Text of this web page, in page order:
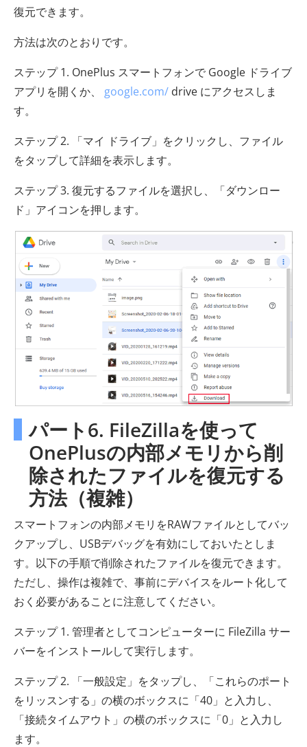
復元できます。
方法は次のとおりです。
ステップ 1. OnePlus スマートフォンで Google ドライブ
アプリを開くか、 google.com/ drive にアクセスしま
す。
ステップ 2. 「マイ ドライブ」をクリックし、ファイル
をタップして詳細を表示します。
ステップ 3. 復元するファイルを選択し、「ダウンロー
ド」アイコンを押します。
パート6. FileZillaを使って
OnePlusの内部メモリから削
除されたファイルを復元する
方法（複雑）
スマートフォンの内部メモリをRAWファイルとしてバッ
クアップし、USBデバッグを有効にしておいたとしま
す。以下の手順で削除されたファイルを復元できます。
ただし、操作は複雑で、事前にデバイスをルート化して
おく必要があることに注意してください。
ステップ 1. 管理者としてコンピューターに FileZilla サー
バーをインストールして実行します。
ステップ 2. 「一般設定」をタップし、「これらのポート
をリッスンする」の横のボックスに「40」と入力し、
「接続タイムアウト」の横のボックスに「0」と入力し
ます。